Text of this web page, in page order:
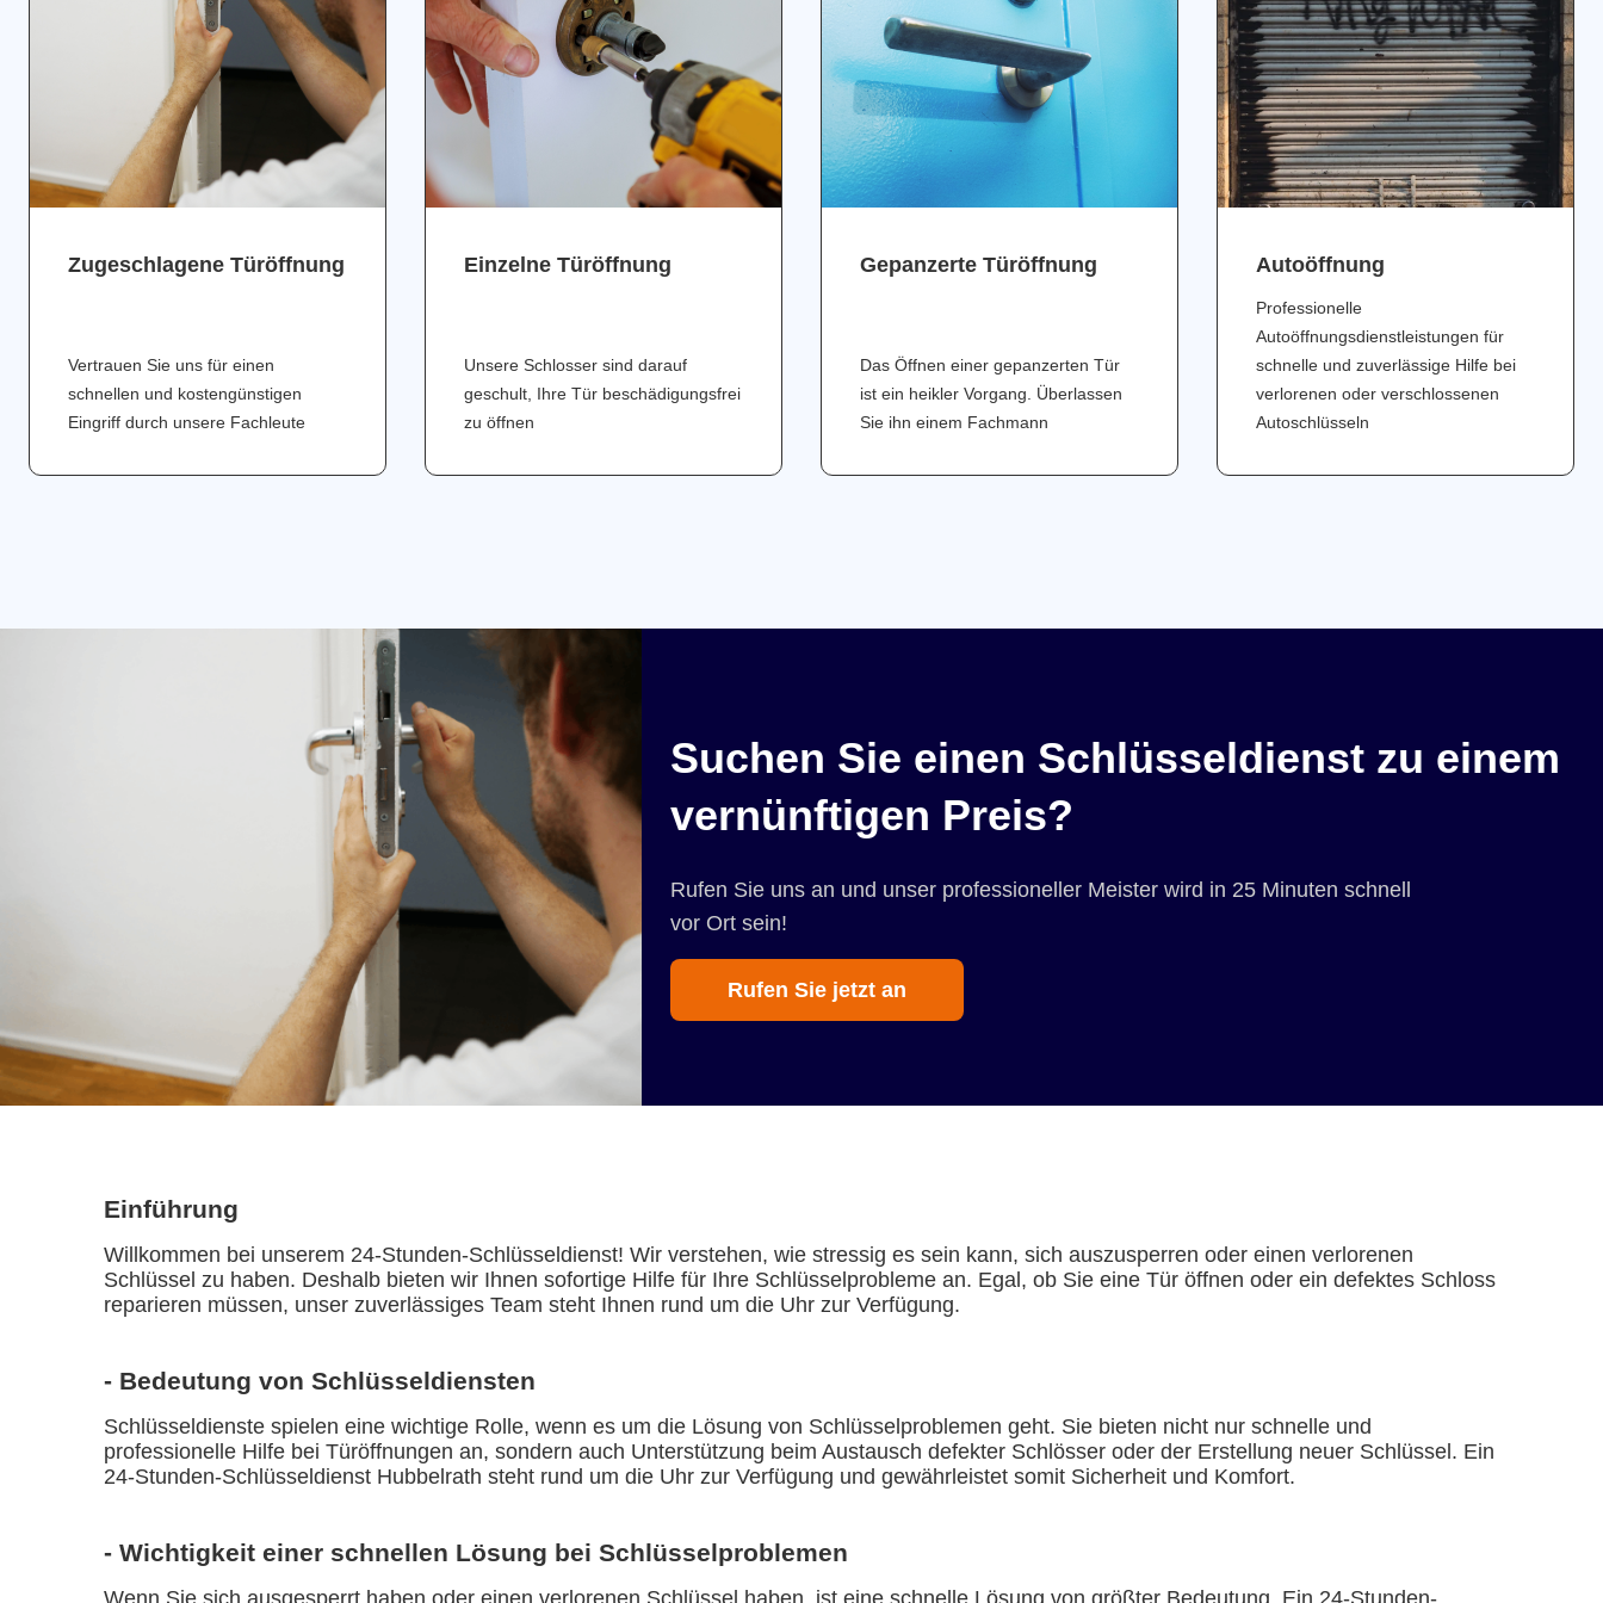
Zugeschlagene Türöffnung
Vertrauen Sie uns für einen
schnellen und kostengünstigen
Eingriff durch unsere Fachleute
Einzelne Türöffnung
Unsere Schlosser sind darauf
geschult, Ihre Tür beschädigungsfrei
zu öffnen
Gepanzerte Türöffnung
Das Öffnen einer gepanzerten Tür
ist ein heikler Vorgang. Überlassen
Sie ihn einem Fachmann
Аutoöffnung
Professionelle
Autoöffnungsdienstleistungen für
schnelle und zuverlässige Hilfe bei
verlorenen oder verschlossenen
Autoschlüsseln
Suchen Sie einen Schlüsseldienst zu einem
vernünftigen Preis?
Rufen Sie uns an und unser professioneller Meister wird in 25 Minuten schnell
vor Ort sein!
Rufen Sie jetzt an
Einführung
Willkommen bei unserem 24-Stunden-Schlüsseldienst! Wir verstehen, wie stressig es sein kann, sich auszusperren oder einen verlorenen
Schlüssel zu haben. Deshalb bieten wir Ihnen sofortige Hilfe für Ihre Schlüsselprobleme an. Egal, ob Sie eine Tür öffnen oder ein defektes Schloss
reparieren müssen, unser zuverlässiges Team steht Ihnen rund um die Uhr zur Verfügung.
- Bedeutung von Schlüsseldiensten
Schlüsseldienste spielen eine wichtige Rolle, wenn es um die Lösung von Schlüsselproblemen geht. Sie bieten nicht nur schnelle und
professionelle Hilfe bei Türöffnungen an, sondern auch Unterstützung beim Austausch defekter Schlösser oder der Erstellung neuer Schlüssel. Ein
24-Stunden-Schlüsseldienst Hubbelrath steht rund um die Uhr zur Verfügung und gewährleistet somit Sicherheit und Komfort.
- Wichtigkeit einer schnellen Lösung bei Schlüsselproblemen
Wenn Sie sich ausgesperrt haben oder einen verlorenen Schlüssel haben, ist eine schnelle Lösung von größter Bedeutung. Ein 24-Stunden-